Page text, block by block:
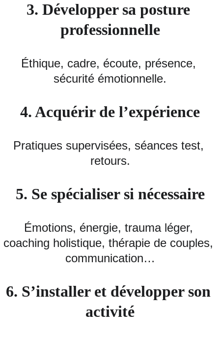
3. Développer sa posture
professionnelle
Éthique, cadre, écoute, présence,
sécurité émotionnelle.
4. Acquérir de l’expérience
Pratiques supervisées, séances test,
retours.
5. Se spécialiser si nécessaire
Émotions, énergie, trauma léger,
coaching holistique, thérapie de couples,
communication…
6. S’installer et développer son
activité